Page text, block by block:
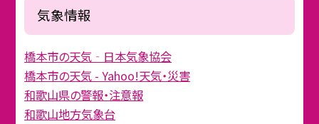
気象情報
橋本市の天気‐日本気象協会
橋本市の天気 - Yahoo!天気・災害
和歌山県の警報・注意報
和歌山地方気象台